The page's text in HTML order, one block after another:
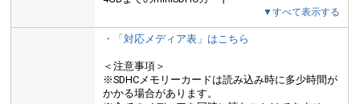
▼すべて表示する
・「対応メディア表」はこちら
＜注意事項＞
※SDHCメモリーカードは読み込み時に多少時間が
かかる場合があります。